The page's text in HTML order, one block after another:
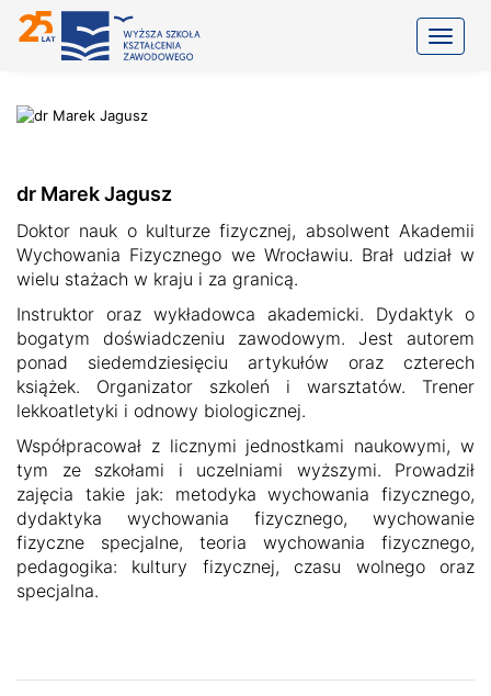
dr Marek Jagusz
Doktor nauk o kulturze fizycznej, absolwent Akademii
Wychowania Fizycznego we Wrocławiu. Brał udział w
wielu stażach w kraju i za granicą.
Instruktor oraz wykładowca akademicki. Dydaktyk o
bogatym doświadczeniu zawodowym. Jest autorem
ponad siedemdziesięciu artykułów oraz czterech
książek. Organizator szkoleń i warsztatów. Trener
lekkoatletyki i odnowy biologicznej.
Współpracował z licznymi jednostkami naukowymi, w
tym ze szkołami i uczelniami wyższymi. Prowadził
zajęcia takie jak: metodyka wychowania fizycznego,
dydaktyka wychowania fizycznego, wychowanie
fizyczne specjalne, teoria wychowania fizycznego,
pedagogika: kultury fizycznej, czasu wolnego oraz
specjalna.